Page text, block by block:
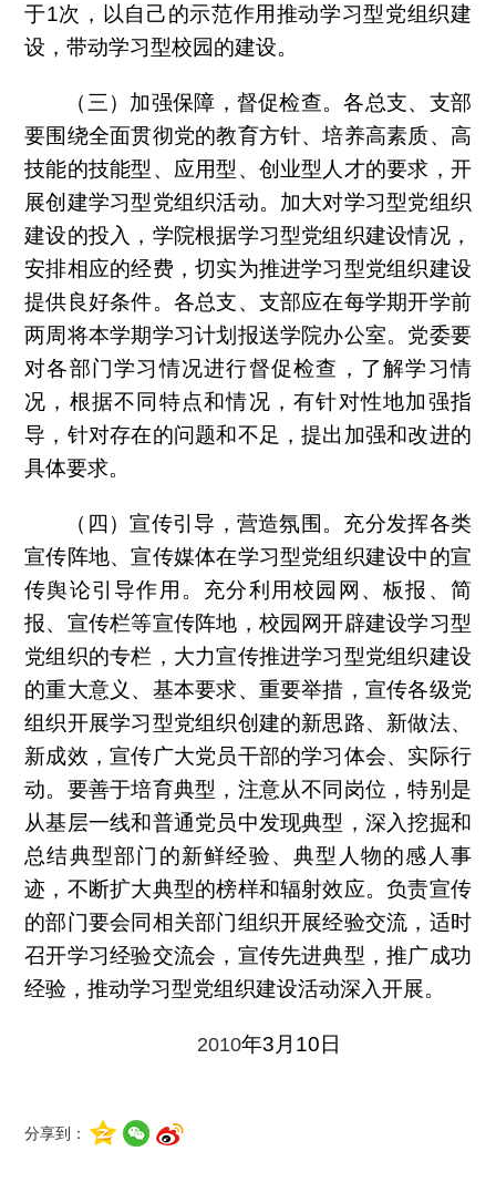
于1次，以自己的示范作用推动学习型党组织建
设，带动学习型校园的建设。
（三）加强保障，督促检查。各总支、支部
要围绕全面贯彻党的教育方针、培养高素质、高
技能的技能型、应用型、创业型人才的要求，开
展创建学习型党组织活动。加大对学习型党组织
建设的投入，学院根据学习型党组织建设情况，
安排相应的经费，切实为推进学习型党组织建设
提供良好条件。各总支、支部应在每学期开学前
两周将本学期学习计划报送学院办公室。党委要
对各部门学习情况进行督促检查，了解学习情
况，根据不同特点和情况，有针对性地加强指
导，针对存在的问题和不足，提出加强和改进的
具体要求。
（四）宣传引导，营造氛围。充分发挥各类
宣传阵地、宣传媒体在学习型党组织建设中的宣
传舆论引导作用。充分利用校园网、板报、简
报、宣传栏等宣传阵地，校园网开辟建设学习型
党组织的专栏，大力宣传推进学习型党组织建设
的重大意义、基本要求、重要举措，宣传各级党
组织开展学习型党组织创建的新思路、新做法、
新成效，宣传广大党员干部的学习体会、实际行
动。要善于培育典型，注意从不同岗位，特别是
从基层一线和普通党员中发现典型，深入挖掘和
总结典型部门的新鲜经验、典型人物的感人事
迹，不断扩大典型的榜样和辐射效应。负责宣传
的部门要会同相关部门组织开展经验交流，适时
召开学习经验交流会，宣传先进典型，推广成功
经验，推动学习型党组织建设活动深入开展。
2010年3月10日
分享到：